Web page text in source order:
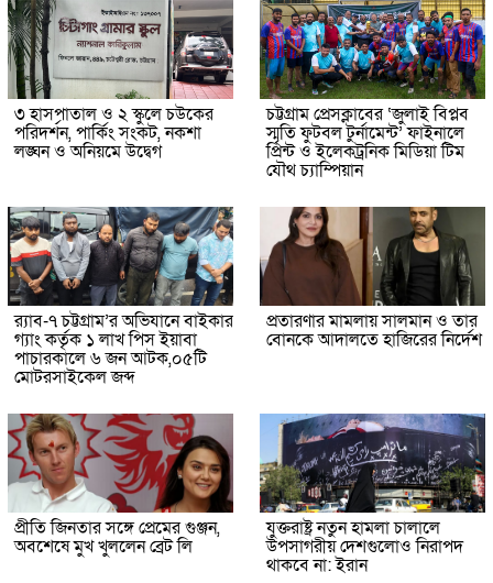
৩ হাসপাতাল ও ২ স্কুলে চউকের
পরিদর্শন, পার্কিং সংকট, নকশা
লঙ্ঘন ও অনিয়মে উদ্বেগ
চট্টগ্রাম প্রেসক্লাবের ‘জুলাই বিপ্লব
স্মৃতি ফুটবল টুর্নামেন্ট’ ফাইনালে
প্রিন্ট ও ইলেকট্রনিক মিডিয়া টিম
যৌথ চ্যাম্পিয়ান
র‌্যাব-৭ চট্টগ্রাম’র অভিযানে বাইকার
গ্যাং কর্তৃক ১ লাখ পিস ইয়াবা
পাচারকালে ৬ জন আটক,০৫টি
মোটরসাইকেল জব্দ
প্রতারণার মামলায় সালমান ও তার
বোনকে আদালতে হাজিরের নির্দেশ
প্রীতি জিনতার সঙ্গে প্রেমের গুঞ্জন,
অবশেষে মুখ খুললেন ব্রেট লি
যুক্তরাষ্ট্র নতুন হামলা চালালে
উপসাগরীয় দেশগুলোও নিরাপদ
থাকবে না: ইরান